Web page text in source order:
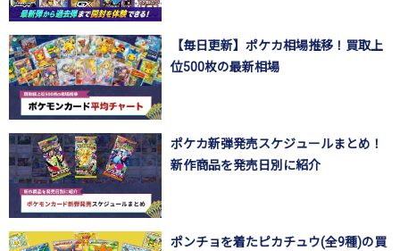
【毎日更新】ポケカ相場推移！買取上
位500枚の最新相場
ポケカ新弾発売スケジュールまとめ！
新作商品を発売日別に紹介
ポンチョを着たピカチュウ(全9種)の買